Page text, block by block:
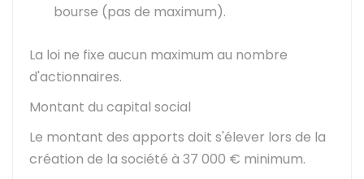
bourse (pas de maximum).
La loi ne fixe aucun maximum au nombre
d'actionnaires.
Montant du capital social
Le montant des apports doit s'élever lors de la
création de la société à 37 000 € minimum.